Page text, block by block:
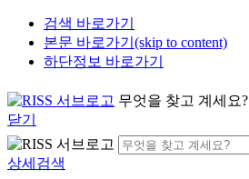
검색 바로가기
본문 바로가기(skip to content)
하단정보 바로가기
무엇을 찾고 계세요?
닫기
상세검색